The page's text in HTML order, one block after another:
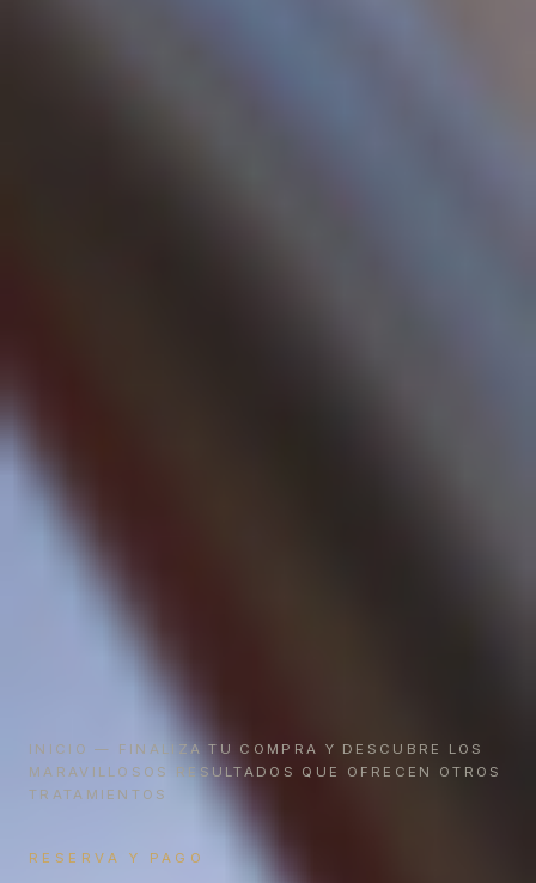
INICIO — FINALIZA TU COMPRA Y DESCUBRE LOS
MARAVILLOSOS RESULTADOS QUE OFRECEN OTROS
TRATAMIENTOS
RESERVA Y PAGO